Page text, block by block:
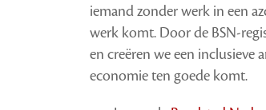
iemand zonder werk in een
werk komt. Door de BSN-
en creëren we een inclusieve
economie ten goede komt.